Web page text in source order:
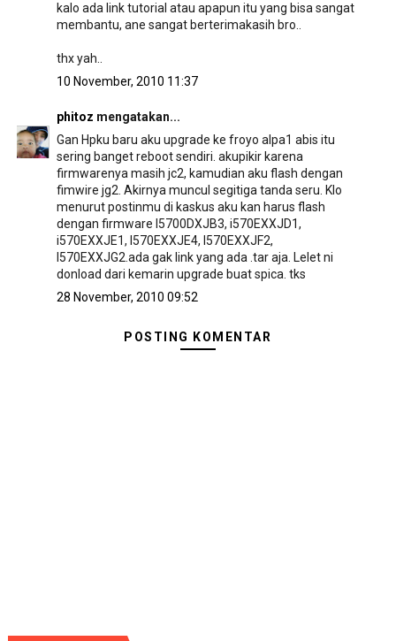
kalo ada link tutorial atau apapun itu yang bisa sangat
membantu, ane sangat berterimakasih bro..
thx yah..
10 November, 2010 11:37
phitoz mengatakan...
Gan Hpku baru aku upgrade ke froyo alpa1 abis itu
sering banget reboot sendiri. akupikir karena
firmwarenya masih jc2, kamudian aku flash dengan
fimwire jg2. Akirnya muncul segitiga tanda seru. Klo
menurut postinmu di kaskus aku kan harus flash
dengan firmware I5700DXJB3, i570EXXJD1,
i570EXXJE1, I570EXXJE4, I570EXXJF2,
I570EXXJG2.ada gak link yang ada .tar aja. Lelet ni
donload dari kemarin upgrade buat spica. tks
28 November, 2010 09:52
POSTING KOMENTAR